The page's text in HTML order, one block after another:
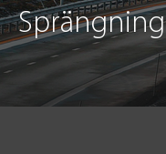
Sprängning